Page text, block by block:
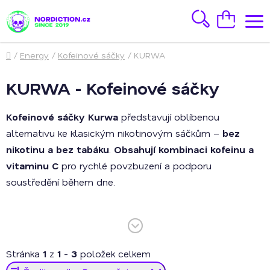
na
obsah
HledatNákupní
košík
Domů
/ Energy / Kofeinové sáčky / KURWA
KURWA - Kofeinové sáčky
Kofeinové sáčky Kurwa představují oblíbenou
alternativu ke klasickým nikotinovým sáčkům – bez
nikotinu a bez tabáku Obsahují kombinaci kofeinu a
vitaminu C pro rychlé povzbuzení a podporu
soustředění během dne.
efektem, přičemž na výběr jsou 3 originální varianty.
diskrétně.
Stránka 1 z 1 - 3 položek celkem